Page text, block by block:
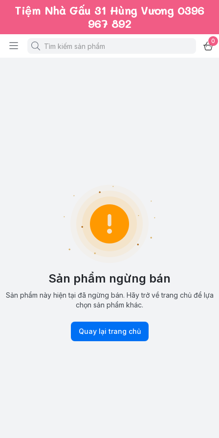
Tiệm Nhà Gấu 31 Hùng Vương 0396
967 892
0
Sản phẩm ngừng bán
Sản phẩm này hiện tại đã ngừng bán. Hãy trở về trang chủ để lựa
chọn sản phẩm khác.
Quay lại trang chủ